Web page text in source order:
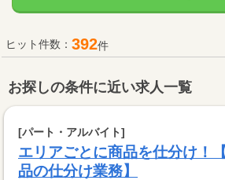
ヒット件数： 392件
お探しの条件に近い求人一覧
[パート・アルバイト]
エリアごとに商品を仕分け！
品の仕分け業務】